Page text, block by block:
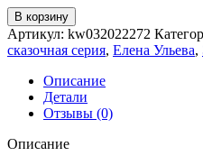
В корзину
Артикул: kw032022272
сказочная серия, Елена Ульева,
Описание
Детали
Отзывы (0)
Описание